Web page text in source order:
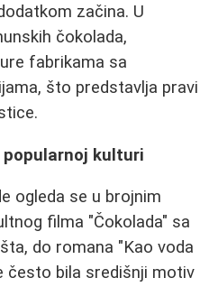
začina. U
čokolada,
fabrikama sa
što predstavlja pravi
kulturi
ogleda se u brojnim
filma "Čokolada" sa
do romana "Kao voda
često bila središnji motiv